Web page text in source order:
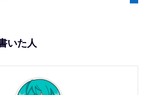
いた人